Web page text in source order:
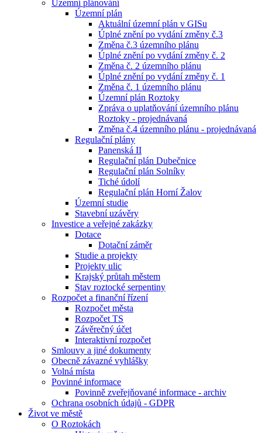
Územní plánování
Územní plán
Aktuální územní plán v GISu
Úplné znění po vydání změny č.3
Změna č.3 územního plánu
Úplné znění po vydání změny č. 2
Změna č. 2 územního plánu
Úplné znění po vydání změny č. 1
Změna č. 1 územního plánu
Územní plán Roztoky
Zpráva o uplatňování územního plánu
Roztoky - projednávaná
Změna č.4 územního plánu - projednávaná
Regulační plány
Panenská II
Regulační plán Dubečnice
Regulační plán Solníky
Tiché údolí
Regulační plán Horní Žalov
Územní studie
Stavební uzávěry
Investice a veřejné zakázky
Dotace
Dotační záměr
Studie a projekty
Projekty ulic
Krajský průtah městem
Stav roztocké serpentiny
Rozpočet a finanční řízení
Rozpočet města
Rozpočet TS
Závěrečný účet
Interaktivní rozpočet
Smlouvy a jiné dokumenty
Obecně závazné vyhlášky
Volná místa
Povinné informace
Povinně zveřejňované informace - archiv
Ochrana osobních údajů - GDPR
Život ve městě
O Roztokách